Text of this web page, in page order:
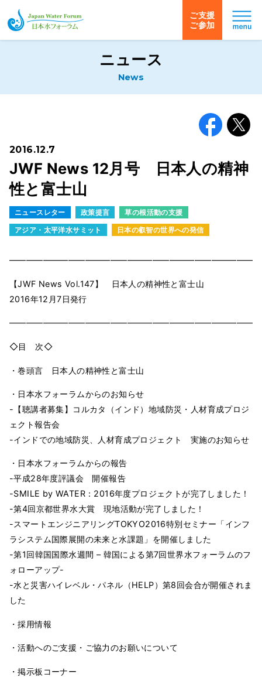
日本水フォーラム
ご支援
ご参加
ニュース
News
2016.12.7
JWF News 12月号 日本人の精神
性と富士山
ニュースレター 政策提言
草の根活動の支援
アジア・太平洋水サミット
日本の叡智の世界への発信
【JWF News Vol.147】 日本人の精神性と富士山
2016年12月7日発行
◇目 次◇
・巻頭言 日本人の精神性と富士山
・日本水フォーラムからのお知らせ
-【聴講者募集】コルカタ（インド）地域防災・人材育成プロジ
ェクト報告会
-インドでの地域防災、人材育成プロジェクト 実施のお知らせ
・日本水フォーラムからの報告
-平成28年度評議会 開催報告
-SMILE by WATER：2016年度プロジェクトが完了しました！
-第4回京都世界水大賞 現地活動が完了しました！
-スマートエンジニアリングTOKYO2016特別セミナー「インフ
ラシステム国際展開の未来と水課題」を開催しました
-第1回韓国国際水週間 – 韓国による第7回世界水フォーラムのフ
ォローアップ-
-水と災害ハイレベル・パネル（HELP）第8回会合が開催されま
した
・採用情報
・活動へのご支援・ご協力のお願いについて
・掲示板コーナー